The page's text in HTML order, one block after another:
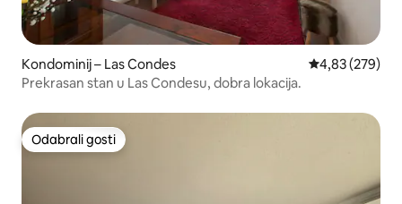
Kondominij – Las Condes Prosječna
4,83 (279)
Prekrasan stan u Las Condesu, dobra lokacija.
Odabrali gosti
Odabrali gosti